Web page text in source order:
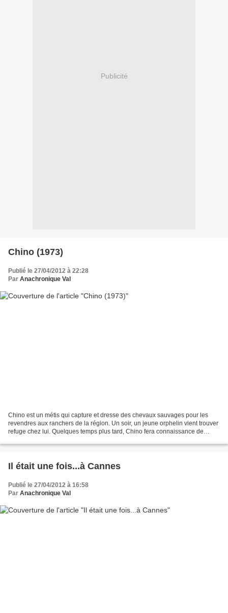
Publicité
Chino (1973)
Publié le 27/04/2012 à 22:28
Par Anachronique Val
Chino est un métis qui capture et dresse des chevaux sauvages pour les
revendres aux ranchers de la région. Un soir, un jeune orphelin vient trouver
refuge chez lui. Quelques temps plus tard, Chino fera connaissance de
Il était une fois...à Cannes
Publié le 27/04/2012 à 16:58
Par Anachronique Val